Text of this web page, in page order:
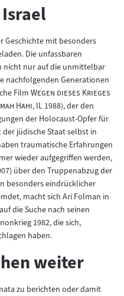
Geschichte mit besonders
Die unfassbaren
nicht nur auf die unmittelbar
nachfolgenden Generationen
Film "
Wegen dieses Krieges
Hahi", IL 1988), der den
der Holocaust-Opfer für
jüdische Staat selbst in
traumatische Erfahrungen
wieder aufgegriffen werden,
über den Truppenabzug der
besonders eindrücklicher
macht sich Ari Folman in
die Suche nach seinen
1982, die sich,
haben.
weiter
zu berichten oder damit